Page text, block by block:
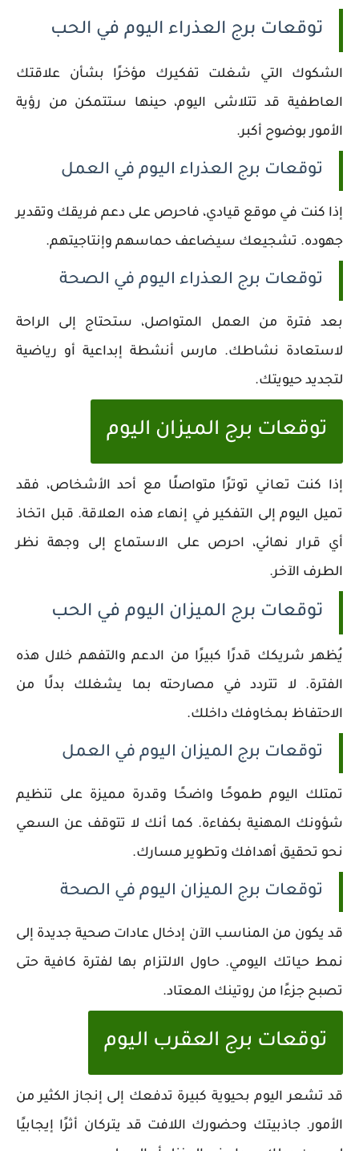
توقعات برج العذراء اليوم في الحب
الشكوك التي شغلت تفكيرك مؤخرًا بشأن علاقتك
العاطفية قد تتلاشى اليوم، حينها ستتمكن من رؤية
الأمور بوضوح أكبر.
توقعات برج العذراء اليوم في العمل
إذا كنت في موقع قيادي، فاحرص على دعم فريقك وتقدير
جهوده. تشجيعك سيضاعف حماسهم وإنتاجيتهم.
توقعات برج العذراء اليوم في الصحة
بعد فترة من العمل المتواصل، ستحتاج إلى الراحة
لاستعادة نشاطك. مارس أنشطة إبداعية أو رياضية
لتجديد حيويتك.
توقعات برج الميزان اليوم
إذا كنت تعاني توترًا متواصلًا مع أحد الأشخاص، فقد
تميل اليوم إلى التفكير في إنهاء هذه العلاقة. قبل اتخاذ
أي قرار نهائي، احرص على الاستماع إلى وجهة نظر
الطرف الآخر.
توقعات برج الميزان اليوم في الحب
يُظهر شريكك قدرًا كبيرًا من الدعم والتفهم خلال هذه
الفترة. لا تتردد في مصارحته بما يشغلك بدلًا من
الاحتفاظ بمخاوفك داخلك.
توقعات برج الميزان اليوم في العمل
تمتلك اليوم طموحًا واضحًا وقدرة مميزة على تنظيم
شؤونك المهنية بكفاءة. كما أنك لا تتوقف عن السعي
نحو تحقيق أهدافك وتطوير مسارك.
توقعات برج الميزان اليوم في الصحة
قد يكون من المناسب الآن إدخال عادات صحية جديدة إلى
نمط حياتك اليومي. حاول الالتزام بها لفترة كافية حتى
تصبح جزءًا من روتينك المعتاد.
توقعات برج العقرب اليوم
قد تشعر اليوم بحيوية كبيرة تدفعك إلى إنجاز الكثير من
الأمور. جاذبيتك وحضورك اللافت قد يتركان أثرًا إيجابيًا